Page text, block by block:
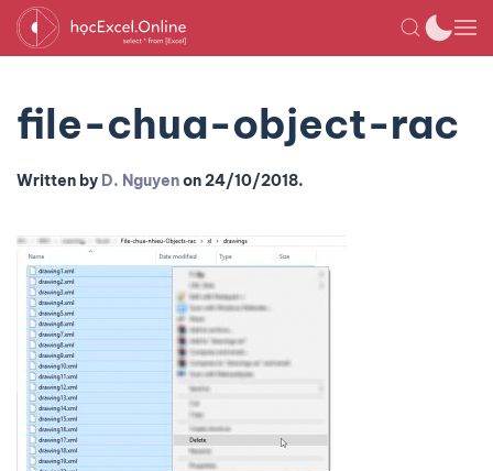
file-chua-object-rac
Written by D. Nguyenon24/10/2018.